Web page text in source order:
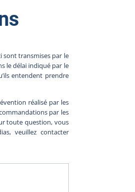
sont transmises par le
le délai indiqué par le
entendent prendre
réalisé par les
par les
toute question, vous
veuillez contacter